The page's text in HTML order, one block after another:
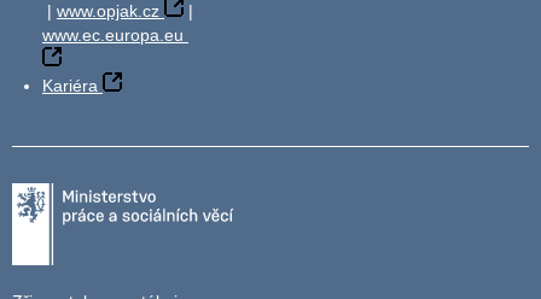
| www.opjak.cz
|
www.ec.europa.eu
Kariéra